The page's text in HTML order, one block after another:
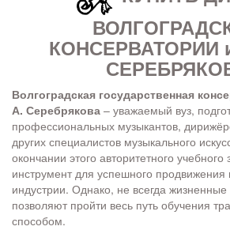
КОНСЕРВАТОРИИ
Волгоградская государственная
А. Серебрякова – уважаемый вуз,
профессиональных музыкантов,
других специалистов музыкального
окончании этого авторитетного
инструмент для успешного продвижения
индустрии. Однако, не всегда жизненные
позволяют пройти весь путь обучения
способом.